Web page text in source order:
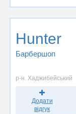
Hunter
Барбершоп
р-н. Хаджибейський
Додати
відгук